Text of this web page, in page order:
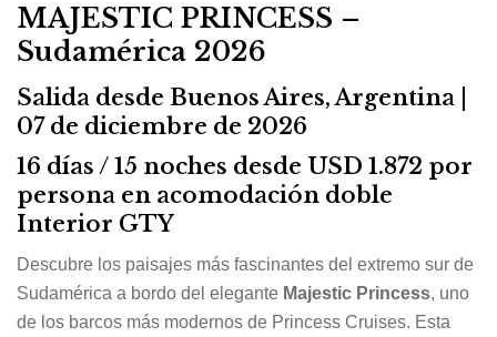
MAJESTIC PRINCESS –
Sudamérica 2026
Salida desde Buenos Aires, Argentina |
07 de diciembre de 2026
16 días / 15 noches desde USD 1.872 por
persona en acomodación doble
Interior GTY
Descubre los paisajes más fascinantes del extremo sur de
Sudamérica a bordo del elegante Majestic Princess, uno
de los barcos más modernos de Princess Cruises. Esta